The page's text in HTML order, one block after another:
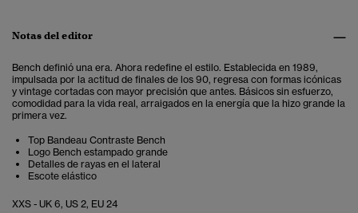
Notas del editor
Bench definió una era. Ahora redefine el estilo. Establecida en 1989,
impulsada por la actitud de finales de los 90, regresa con formas icónicas
y vintage cortadas con mayor precisión que antes. Básicos sin esfuerzo,
comodidad para la vida real, arraigados en la energía que la hizo grande la
primera vez.
Top Bandeau Contraste Bench
Logo Bench estampado grande
Detalles de rayas en el lateral
Escote elástico
XXS - UK 6, US 2, EU 24